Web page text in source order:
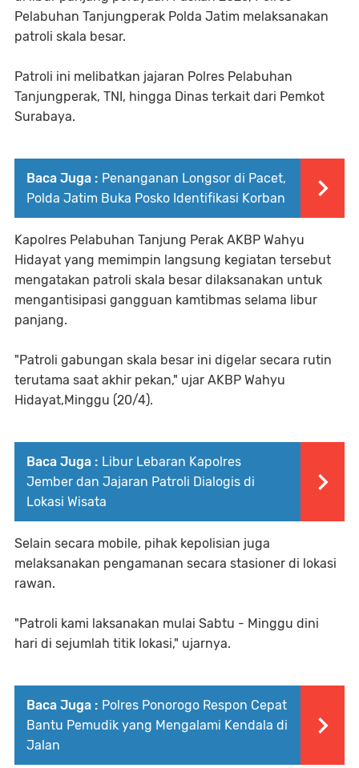
Pelabuhan Tanjungperak Polda Jatim melaksanakan
patroli skala besar.
Patroli ini melibatkan jajaran Polres Pelabuhan
Tanjungperak, TNI, hingga Dinas terkait dari Pemkot
Surabaya.
Baca Juga : Penanganan Longsor di Pacet,
Polda Jatim Buka Posko Identifikasi Korban
Kapolres Pelabuhan Tanjung Perak AKBP Wahyu
Hidayat yang memimpin langsung kegiatan tersebut
mengatakan patroli skala besar dilaksanakan untuk
mengantisipasi gangguan kamtibmas selama libur
panjang.
"Patroli gabungan skala besar ini digelar secara rutin
terutama saat akhir pekan," ujar AKBP Wahyu
Hidayat,Minggu (20/4).
Baca Juga : Libur Lebaran Kapolres
Jember dan Jajaran Patroli Dialogis di
Lokasi Wisata
Selain secara mobile, pihak kepolisian juga
melaksanakan pengamanan secara stasioner di lokasi
rawan.
"Patroli kami laksanakan mulai Sabtu - Minggu dini
hari di sejumlah titik lokasi," ujarnya.
Baca Juga : Polres Ponorogo Respon Cepat
Bantu Pemudik yang Mengalami Kendala di
Jalan